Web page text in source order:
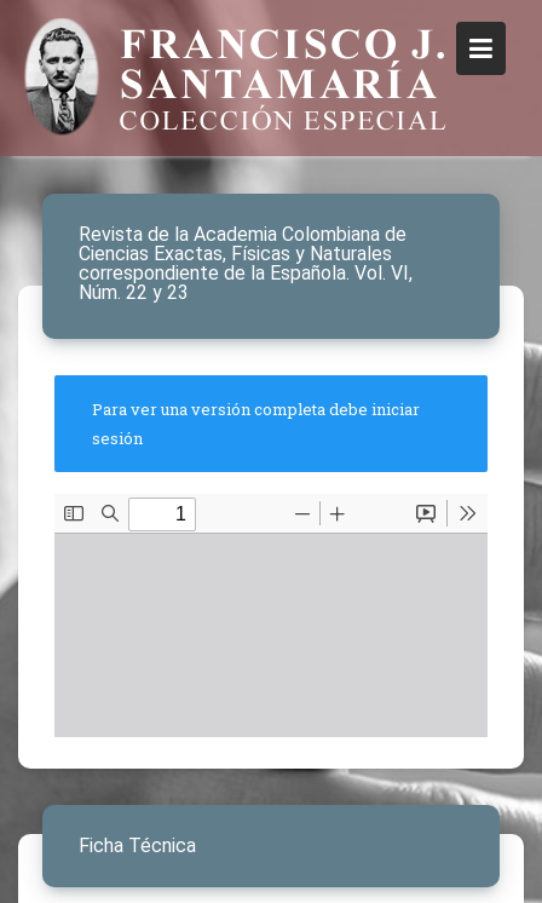
Revista de la Academia Colombiana de
Ciencias Exactas, Físicas y Naturales
correspondiente de la Española. Vol. VI,
Núm. 22 y 23
Para ver una versión completa debe iniciar
sesión
Ficha Técnica